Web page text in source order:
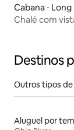
Cabana ⋅
Chalé com
Destinos
Outros tipos